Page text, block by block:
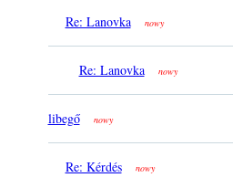
Re: Lanovka nowy
Re: Lanovka nowy
libegő nowy
Re: Kérdés nowy